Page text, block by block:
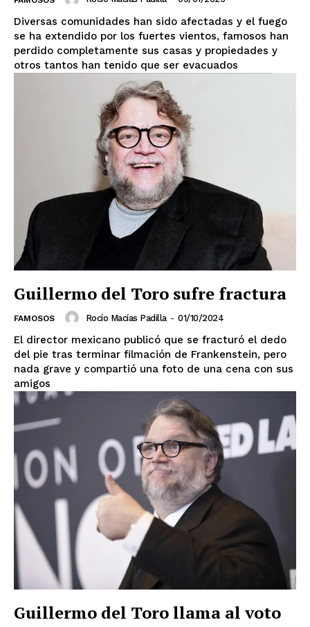
El Suplemento
Diversas comunidades han sido afectadas y el fuego
se ha extendido por los fuertes vientos, famosos han
perdido completamente sus casas y propiedades y
otros tantos han tenido que ser evacuados
Guillermo del Toro sufre fractura
FAMOSOS Rocío Macías Padilla - 01/10/2024
El director mexicano publicó que se fracturó el dedo
del pie tras terminar filmación de Frankenstein, pero
nada grave y compartió una foto de una cena con sus
amigos
Guillermo del Toro llama al voto